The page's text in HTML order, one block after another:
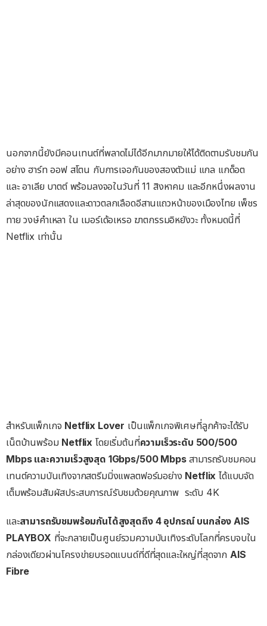
นอกจากนี้ยังมีคอนเทนต์ที่พลาดไม่ได้อีกมากมายให้ได้ติดตามรับชมกัน
อย่าง ฮาร์ท ออฟ สโตน กับการเจอกันของสองตัวแม่ แกล แกด็อต
และ อาเลีย บาตต์ พร้อมลงจอในวันที่ 11 สิงหาคม และอีกหนึ่งผลงาน
ล่าสุดของนักแสดงและดาวตลกเลือดอีสานแถวหน้าของเมืองไทย เพ็ชร
ทาย วงษ์คำเหลา ใน เมอร์เด้อเหรอ ฆาตกรรมอิหยังวะ ทั้งหมดนี้ที่
Netflix เท่านั้น
สำหรับแพ็กเกจ Netflix Lover เป็นแพ็กเกจพิเศษที่ลูกค้าจะได้รับ
เน็ตบ้านพร้อม Netflix โดยเริ่มต้นที่ความเร็วระดับ 500/500
Mbps และความเร็วสูงสุด 1Gbps/500 Mbpsสามารถรับชมคอน
เทนต์ความบันเทิงจากสตรีมมิ่งแพลตฟอร์มอย่าง Netflix ได้แบบจัด
เต็มพร้อมสัมผัสประสบการณ์รับชมด้วยคุณภาพ ระดับ 4K
และสามารถรับชมพร้อมกันได้สูงสุดถึง 4 อุปกรณ์ บนกล่อง AIS
PLAYBOX ที่จะกลายเป็นศูนย์รวมความบันเทิงระดับโลกที่ครบจบใน
กล่องเดียวผ่านโครงข่ายบรอดแบนด์ที่ดีที่สุดและใหญ่ที่สุดจาก AIS
Fibre